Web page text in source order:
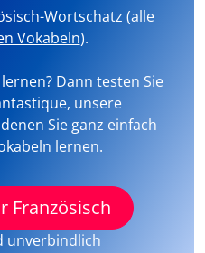
Wortschatz (alle
Vokabeln).
Dann testen Sie
unsere
Sie ganz einfach
lernen.
Französisch
unverbindlich